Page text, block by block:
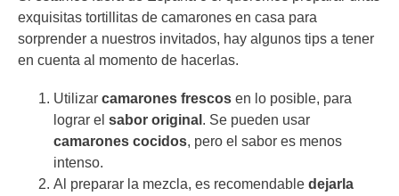
exquisitas tortillitas de camarones en casa para
sorprender a nuestros invitados, hay algunos tips a tener
en cuenta al momento de hacerlas.
Utilizar camarones frescos en lo posible, para
lograr el sabor original . Se pueden usar
camarones cocidos, pero el sabor es menos
intenso.
Al preparar la mezcla, es recomendable dejarla